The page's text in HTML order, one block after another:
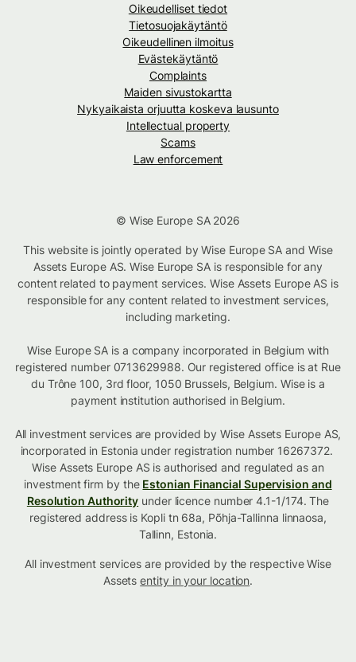
Oikeudelliset tiedot
Tietosuojakäytäntö
Oikeudellinen ilmoitus
Evästekäytäntö
Complaints
Maiden sivustokartta
Nykyaikaista orjuutta koskeva lausunto
Intellectual property
Scams
Law enforcement
© Wise Europe SA 2026
This website is jointly operated by Wise Europe SA and Wise
Assets Europe AS. Wise Europe SA is responsible for any
content related to payment services. Wise Assets Europe AS is
responsible for any content related to investment services,
including marketing.
Wise Europe SA is a company incorporated in Belgium with
registered number 0713629988. Our registered office is at Rue
du Trône 100, 3rd floor, 1050 Brussels, Belgium. Wise is a
payment institution authorised in Belgium.
All investment services are provided by Wise Assets Europe AS,
incorporated in Estonia under registration number 16267372.
Wise Assets Europe AS is authorised and regulated as an
investment firm by the Estonian Financial Supervision and
Resolution Authority under licence number 4.1-1/174. The
registered address is Kopli tn 68a, Põhja-Tallinna linnaosa,
Tallinn, Estonia.
All investment services are provided by the respective Wise
Assetsentity in your location.